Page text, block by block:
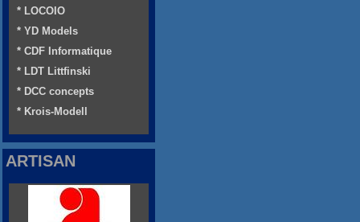
* LOCOIO
* YD Models
* CDF Informatique
* LDT Littfinski
* DCC concepts
* Krois-Modell
ARTISAN